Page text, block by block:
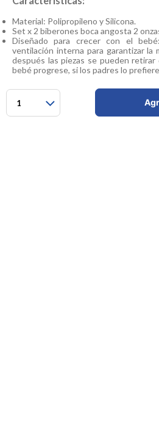
1
Material: Polipropileno y Silicona.
Set x 2 biberones boca angosta 2
Diseñado para crecer con el
ventilación interna para garantizar la
después las piezas se pueden retirar
bebé progrese, si los padres lo
la necesidad del niño.